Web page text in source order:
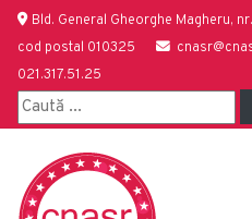
Bld. General Gheorghe Magheru,
cod postal 010325
021.317.51.25